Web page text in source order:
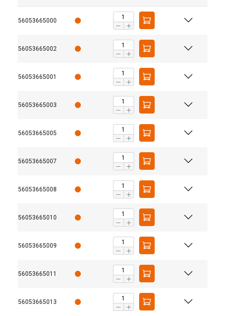
56053665000
56053665002
56053665001
56053665003
56053665005
56053665007
56053665008
56053665010
56053665009
56053665011
56053665013
Bedienungsanleitung
Catalogus_duits_neutraal_PRINT 192.pdf